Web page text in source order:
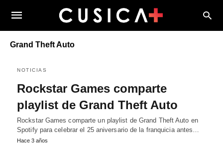
Grand Theft Auto
NOTICIAS
Rockstar Games comparte
playlist de Grand Theft Auto
Rockstar Games comparte un playlist de Grand Theft Auto en
Spotify para celebrar el 25 aniversario de la franquicia antes…
Hace 3 años